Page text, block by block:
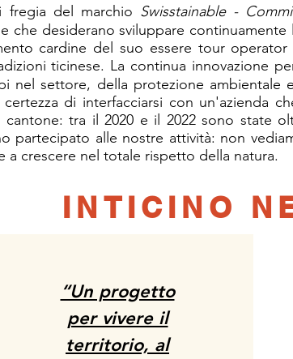
fregia del marchio Swisstainable -
che desiderano sviluppare
cardine del suo essere tour
ticinese. La continua innovazione
nel settore, della protezione ambientale
di interfacciarsi con un'azienda
tra il 2020 e il 2022 sono state
partecipato alle nostre attività: non
a crescere nel totale rispetto della
INTICINO
“Un progetto
per vivere il
territorio, al